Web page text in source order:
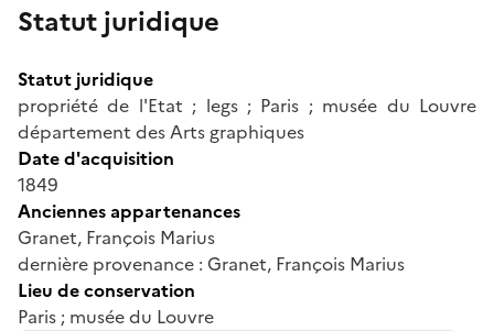
Statut juridique
Statut juridique
propriété de l'Etat ; legs ; Paris ; musée du Louvre
département des Arts graphiques
Date d'acquisition
1849
Anciennes appartenances
Granet, François Marius
dernière provenance : Granet, François Marius
Lieu de conservation
Paris ; musée du Louvre